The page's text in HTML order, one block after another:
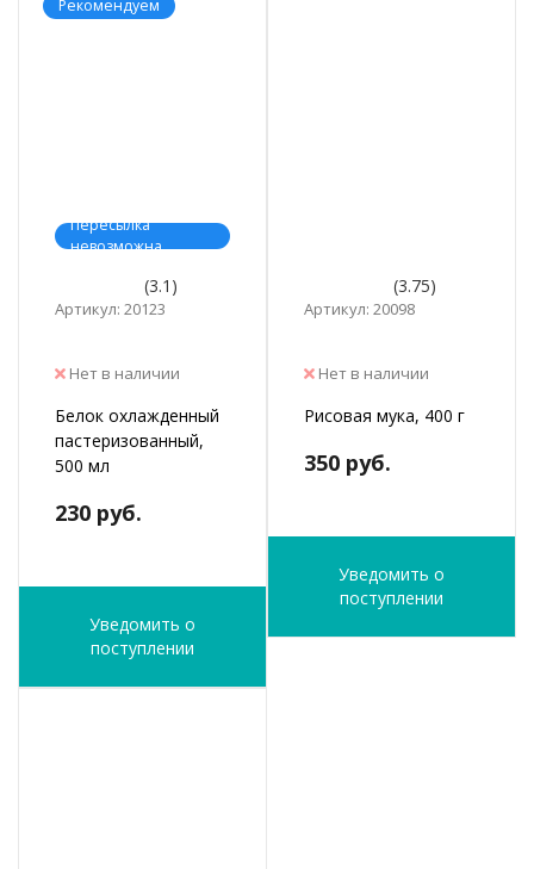
Рекомендуем
Пересылка
невозможна
(3.1)
Артикул: 20123
Нет в наличии
Белок охлажденный
пастеризованный,
500 мл
230 руб.
Уведомить о
поступлении
(3.75)
Артикул: 20098
Нет в наличии
Рисовая мука, 400 г
350 руб.
Уведомить о
поступлении